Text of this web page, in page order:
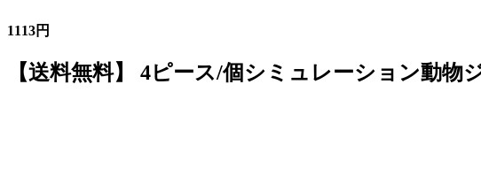
1113円
【送料無料】 4ピース/個シミュレーション動